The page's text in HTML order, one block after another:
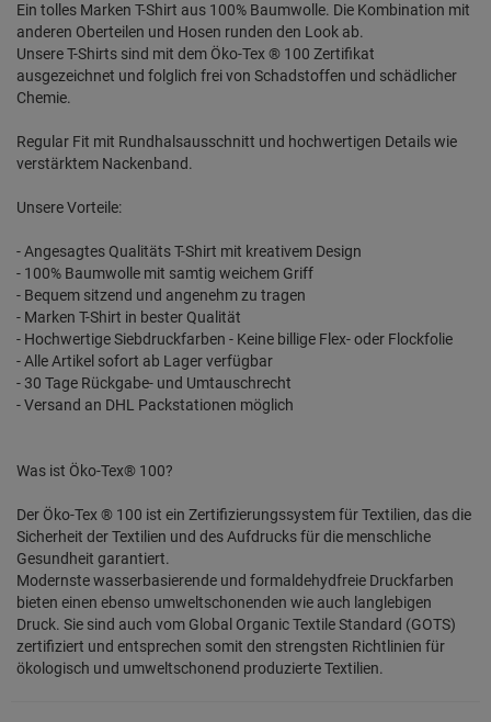
Ein tolles Marken T-Shirt aus 100% Baumwolle. Die Kombination mit
anderen Oberteilen und Hosen runden den Look ab.
Unsere T-Shirts sind mit dem Öko-Tex ® 100 Zertifikat
ausgezeichnet und folglich frei von Schadstoffen und schädlicher
Chemie.
Regular Fit mit Rundhalsausschnitt und hochwertigen Details wie
verstärktem Nackenband.
Unsere Vorteile:
- Angesagtes Qualitäts T-Shirt mit kreativem Design
- 100% Baumwolle mit samtig weichem Griff
- Bequem sitzend und angenehm zu tragen
- Marken T-Shirt in bester Qualität
- Hochwertige Siebdruckfarben - Keine billige Flex- oder Flockfolie
- Alle Artikel sofort ab Lager verfügbar
- 30 Tage Rückgabe- und Umtauschrecht
- Versand an DHL Packstationen möglich
Was ist Öko-Tex® 100?
Der Öko-Tex ® 100 ist ein Zertifizierungssystem für Textilien, das die
Sicherheit der Textilien und des Aufdrucks für die menschliche
Gesundheit garantiert.
Modernste wasserbasierende und formaldehydfreie Druckfarben
bieten einen ebenso umweltschonenden wie auch langlebigen
Druck. Sie sind auch vom Global Organic Textile Standard (GOTS)
zertifiziert und entsprechen somit den strengsten Richtlinien für
ökologisch und umweltschonend produzierte Textilien.